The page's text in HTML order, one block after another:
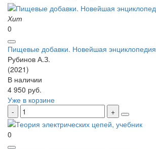
Хит
0
Пищевые добавки. Новейшая энциклопедия
Рубинов А.З.
(2021)
В наличии
4 950 руб.
Уже в корзине
0